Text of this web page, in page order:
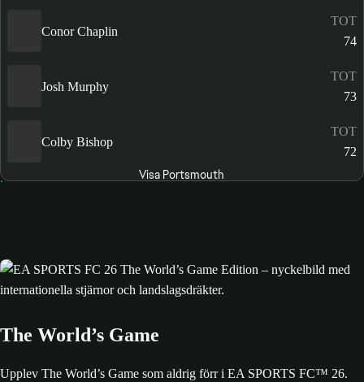
Conor Chaplin
TOT
74
Josh Murphy
TOT
73
Colby Bishop
TOT
72
Visa Portsmouth
The World’s Game
Upplev The World’s Game som aldrig förr i EA SPORTS FC™ 26.